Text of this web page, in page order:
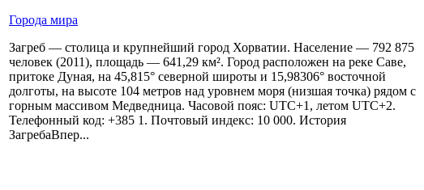
Города мира
Загреб — столица и крупнейший город Хорватии. Население — 792 875
человек (2011), площадь — 641,29 км². Город расположен на реке Саве,
притоке Дуная, на 45,815° северной широты и 15,98306° восточной
долготы, на высоте 104 метров над уровнем моря (низшая точка) рядом с
горным массивом Медведница. Часовой пояс: UTC+1, летом UTC+2.
Телефонный код: +385 1. Почтовый индекс: 10 000. История
ЗагребаВпер...